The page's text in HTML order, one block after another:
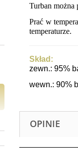
Turban można
Prać w
temperaturze.
Skład:
zewn.: 95%
wewn.: 90%
OPINIE